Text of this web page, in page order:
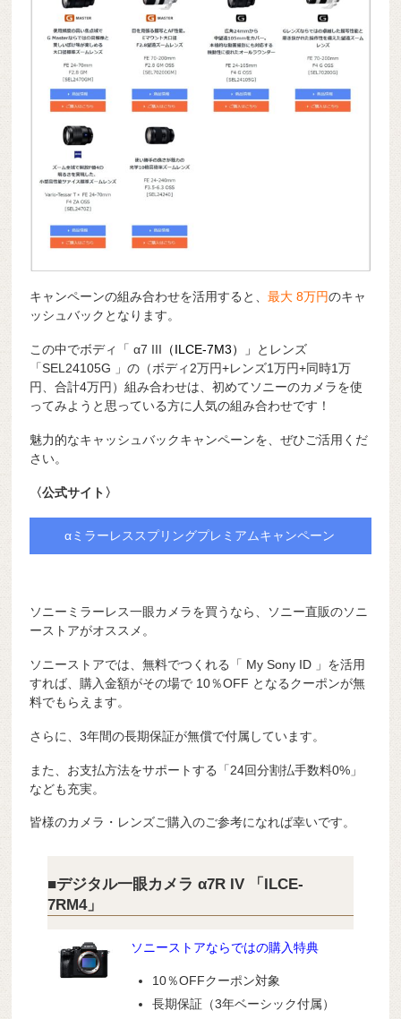
キャンペーンの組み合わせを活用すると、最大 8万円のキャ
ッシュバックとなります。
この中でボディ「 α7 III （ILCE-7M3）」 とレンズ
「SEL24105G 」の（ボディ2万円+レンズ1万円+同時1万
円、合計4万円）組み合わせは、初めてソニーのカメラを使
ってみようと思っている方に人気の組み合わせです！
魅力的なキャッシュバックキャンペーンを、ぜひご活用くだ
さい。
〈公式サイト〉
αミラーレススプリングプレミアムキャンペーン
ソニーミラーレス一眼カメラを買うなら、ソニー直販のソニ
ーストアがオススメ。
ソニーストアでは、無料でつくれる「 My Sony ID 」を活用
すれば、購入金額がその場で 10％OFF となるクーポンが無
料でもらえます。
さらに、3年間の長期保証が無償で付属しています。
また、お支払方法をサポートする「24回分割払手数料0%」
なども充実。
皆様のカメラ・レンズご購入のご参考になれば幸いです。
■デジタル一眼カメラ α7R IV 「ILCE-
7RM4」
ソニーストアならではの購入特典
10％OFFクーポン対象
長期保証（3年ベーシック付属）